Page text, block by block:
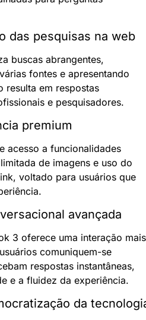
das pesquisas na web
buscas abrangentes,
fontes e apresentando
resulta em respostas
e pesquisadores.
premium
acesso a funcionalidades
de imagens e uso do
voltado para usuários que
avançada
3 oferece uma interação mais
comuniquem-se
respostas instantâneas,
e a fluidez da experiência.
da